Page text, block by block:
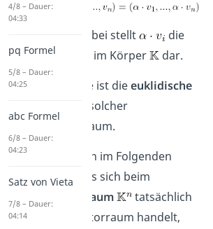
festgelegt. Dabei stellt
die
Multiplikation im Körper
dar.
Beispielsweise ist dieeuklidische
ein solcher
Koordinatenraum.
Wir wollen nun im Folgenden
zeigen, dass es sich beim
Koordinatenraum
tatsächlich
um einen Vektorraum handelt,
4/8 – Dauer:
04:33
pq Formel
5/8 – Dauer:
04:25
abc Formel
6/8 – Dauer:
04:23
Satz von Vieta
7/8 – Dauer:
04:14